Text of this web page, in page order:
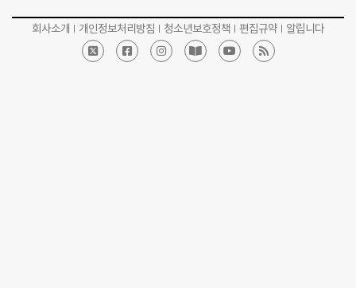
회사소개 개인정보처리방침 청소년보호정책 편집규약 알립니다